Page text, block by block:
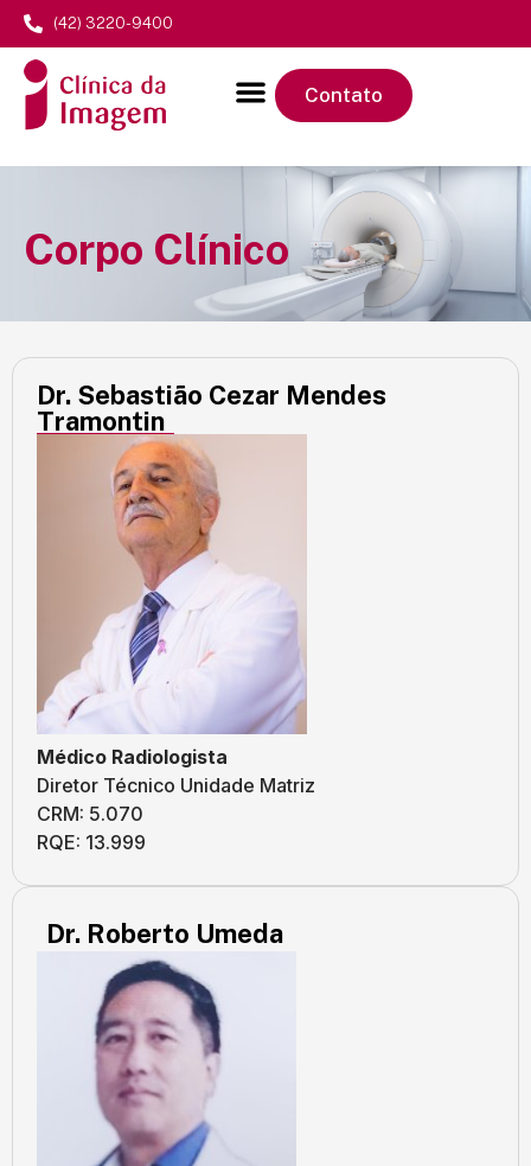
(42) 3220-9400
Contato
Corpo Clínico
Dr. Sebastião Cezar Mendes
Tramontin
Médico Radiologista
Diretor Técnico Unidade Matriz
CRM: 5.070
RQE: 13.999
Dr. Roberto Umeda